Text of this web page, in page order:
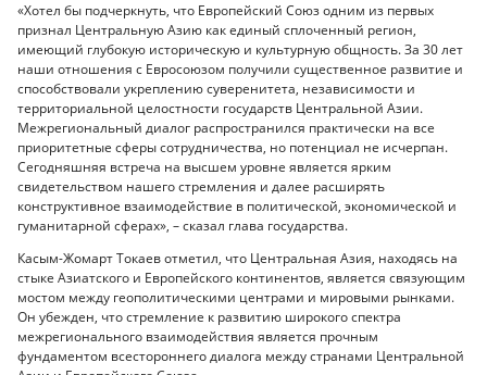
«Хотел бы подчеркнуть, что Европейский Союз одним из первых
признал Центральную Азию как единый сплоченный регион,
имеющий глубокую историческую и культурную общность. За 30 лет
наши отношения с Евросоюзом получили существенное развитие и
способствовали укреплению суверенитета, независимости и
территориальной целостности государств Центральной Азии.
Межрегиональный диалог распространился практически на все
приоритетные сферы сотрудничества, но потенциал не исчерпан.
Сегодняшняя встреча на высшем уровне является ярким
свидетельством нашего стремления и далее расширять
конструктивное взаимодействие в политической, экономической и
гуманитарной сферах», – сказал глава государства.
Касым-Жомарт Токаев отметил, что Центральная Азия, находясь на
стыке Азиатского и Европейского континентов, является связующим
мостом между геополитическими центрами и мировыми рынками.
Он убежден, что стремление к развитию широкого спектра
межрегионального взаимодействия является прочным
фундаментом всестороннего диалога между странами Центральной